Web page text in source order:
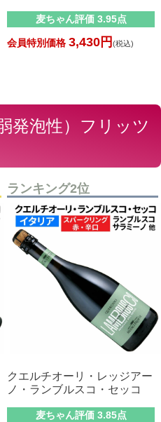
麦ちゃん評価 3.95点
会員特別価格 3,430円 (税込)
発泡性）フリッツ
ランキング2位
クエルチオーリ・レッジアー
ノ・ランブルスコ・セッコ
麦ちゃん評価 3.85点